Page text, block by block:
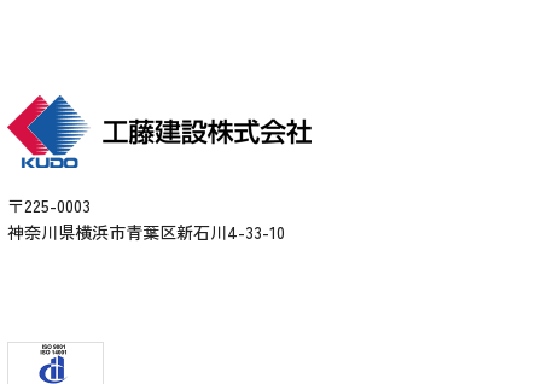
〒225-0003
神奈川県横浜市青葉区新石川4-33-10